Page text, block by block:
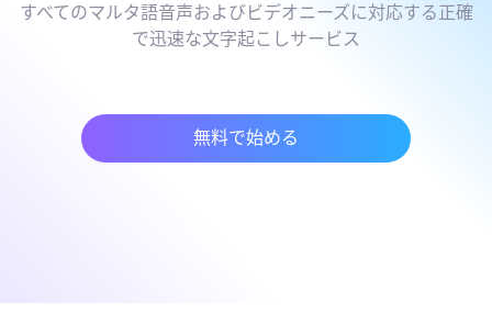
すべてのマルタ語音声およびビデオニーズに対応する正確
で迅速な文字起こしサービス
無料で始める